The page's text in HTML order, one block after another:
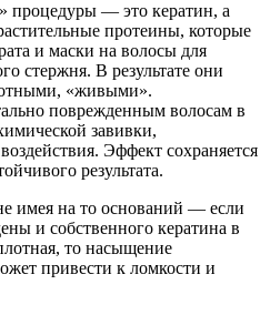
процедуры — это кератин, а
протеины, которые
и маски на волосы для
стержня. В результате они
«живыми».
поврежденным волосам в
завивки,
Эффект сохраняется
результата.
имея на то оснований — если
и собственного кератина в
то насыщение
привести к ломкости и